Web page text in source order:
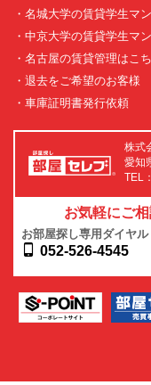
・名城大学の賃貸学生マ
・中京大学の賃貸学生マ
・名古屋の賃貸管理はこ
・退去をご希望のお客様
・車庫証明書発行依頼
株式
愛知
TEL
お気軽にご
お部屋探し専用ダイヤル
052-526-4545